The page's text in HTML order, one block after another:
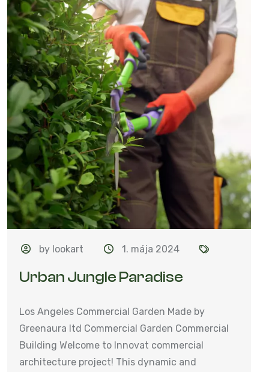
by lookart 1. mája 2024
Urban Jungle Paradise
Los Angeles Commercial Garden Made by
Greenaura ltd Commercial Garden Commercial
Building Welcome to Innovat commercial
architecture project! This dynamic and